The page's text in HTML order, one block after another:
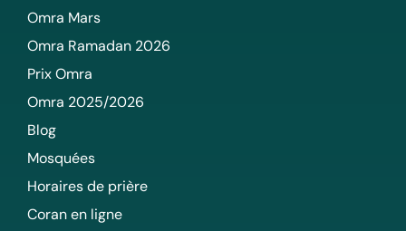
Omra Mars
Omra Ramadan 2026
Prix Omra
Omra 2025/2026
Blog
Mosquées
Horaires de prière
Coran en ligne